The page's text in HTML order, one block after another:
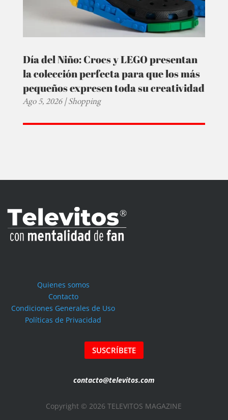
Día del Niño: Crocs y LEGO presentan
la colección perfecta para que los más
pequeños expresen toda su creatividad
Ago 5, 2026|Shopping
Quienes somos
Contacto
Condiciones Generales de Uso
Políticas de Privacidad
SUSCRÍBETE
contacto@televitos.com
Copyright © 2026 TELEVITOS MAGAZINE